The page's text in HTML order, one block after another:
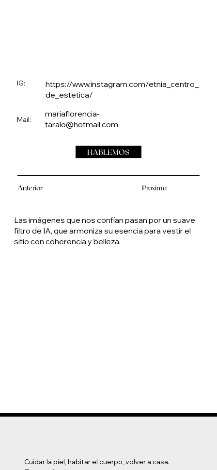
Anterior Proxima
IG:
https://www.instagram.com/etnia_centro_
de_estetica/
Mail:
mariaflorencia-
taralo@hotmail.com
HABLEMOS
Las imágenes que nos confían pasan por un suave
filtro de IA, que armoniza su esencia para vestir el
sitio con coherencia y belleza.
Cuidar la piel, habitar el cuerpo, volver a casa.